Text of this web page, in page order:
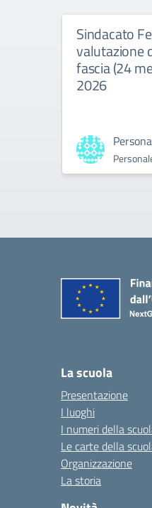
Sindacato
valutazione
fascia (24
2026
La scuola
Presentazione
I luoghi
I numeri della
Le carte della
Organizzazione
La storia